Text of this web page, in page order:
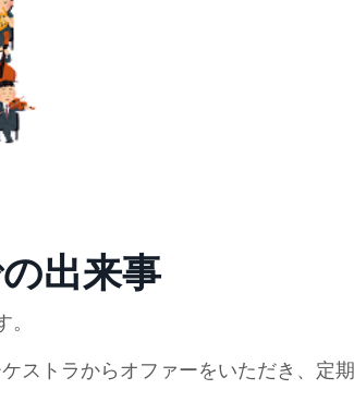
出来事
ストラからオファーをいただき、定